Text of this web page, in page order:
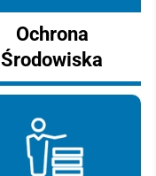
Ochrona
Środowiska